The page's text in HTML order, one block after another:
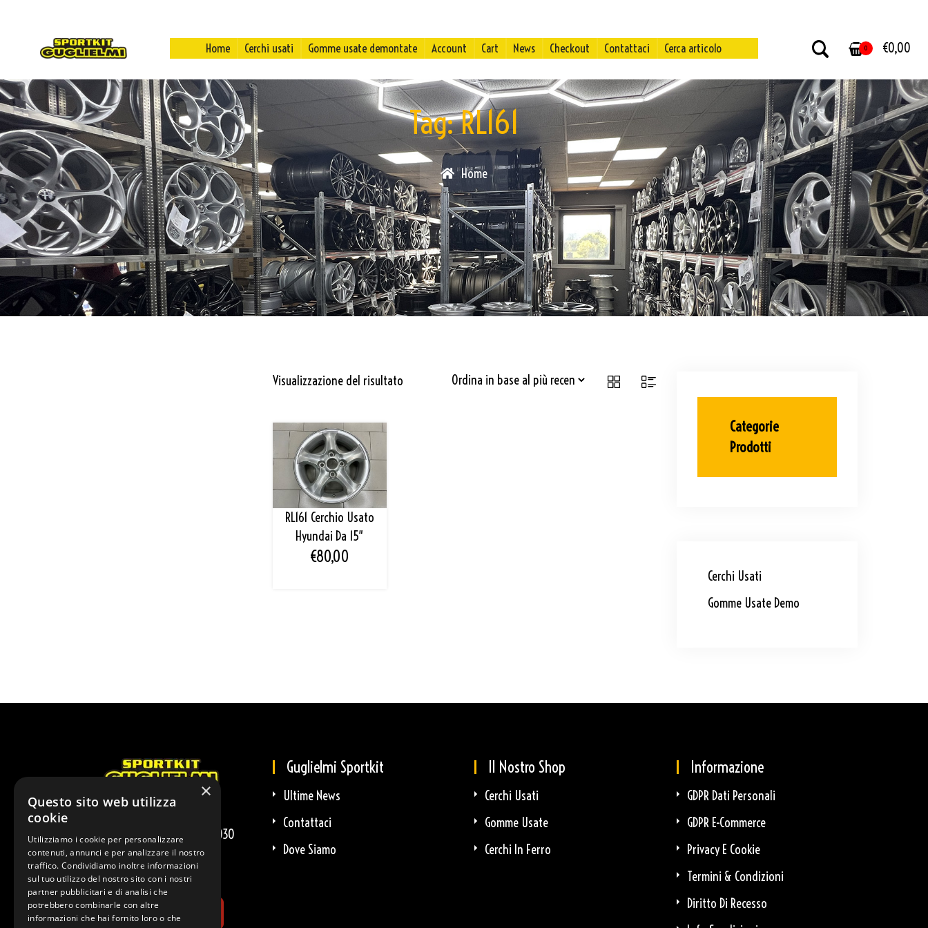
Home Cerchi usati Gomme usate demontate Account Cart News Checkout Contattaci Cerca articolo 0 €0,00
Tag:RL161
Home
Visualizzazione del risultato
RL161 Cerchio Usato
Hyundai Da 15″
€80,00
Categorie
Prodotti
Cerchi Usati
Gomme Usate Demo
Via Leonardo Da Vinci 2 - 36030
Costabissara (VI)
Guglielmi Sportkit
Ultime News
Contattaci
Dove Siamo
Il Nostro Shop
Cerchi Usati
Gomme Usate
Cerchi In Ferro
Informazione
GDPR Dati Personali
GDPR E-Commerce
Privacy E Cookie
Termini & Condizioni
Diritto Di Recesso
×
Questo sito web utilizza
cookie
Utilizziamo i cookie per personalizzare
contenuti, annunci e per analizzare il nostro
traffico. Condividiamo inoltre informazioni
sul tuo utilizzo del nostro sito con i nostri
partner pubblicitari e di analisi che
potrebbero combinarle con altre
informazioni che hai fornito loro o che